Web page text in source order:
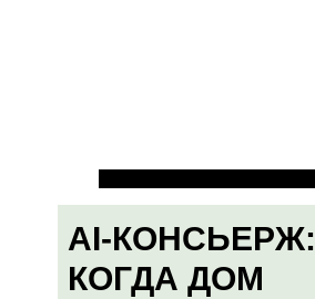
AI-КОНСЬЕРЖ:
КОГДА ДОМ